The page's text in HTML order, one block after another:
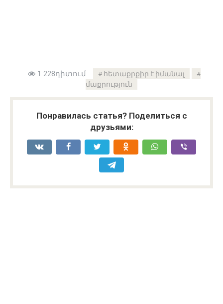
1 228դիտում
հետաքրքիր է իմանալ
մաքրություն
Понравилась статья? Поделиться с
друзьями: